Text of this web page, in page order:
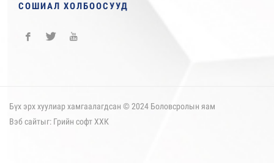
СОШИАЛ ХОЛБООСУУД
Бүх эрх хуулиар хамгаалагдсан © 2024 Боловсролын яам
Вэб сайтыг: Грийн софт ХХК